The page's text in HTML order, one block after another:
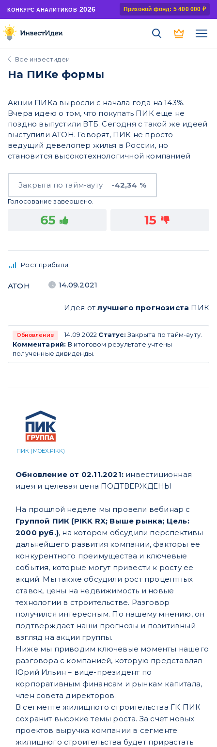
КОНКУРС АНАЛИТИКОВ 2026 Призовой фонд: 5 400 000 ₽
Все инвестидеи
На ПИКе формы
Акции ПИКа выросли с начала года на 143%.
Вчера идею о том, что покупать ПИК еще не
поздно выпустили ВТБ. Сегодня с такой же идеей
выступили АТОН. Говорят, ПИК не просто
ведущий девелопер жилья в России, но
становится высокотехнологичной компанией
Закрыта по тайм-ауту -42,34 %
Голосование завершено.
65 15
Рост прибыли
АТОН 14.09.2021
Идея отлучшего прогнозиста ПИК
Обновление 14.09.2022 Статус: Закрыта по тайм-ауту.
Комментарий: В итоговом результате учтены
полученные дивиденды.
ПИК (MOEX:PIKK)
Обновление от 02.11.2021: инвестиционная
идея и целевая цена ПОДТВЕРЖДЕНЫ
На прошлой неделе мы провели вебинар с
Группой ПИК (PIKK RX; Выше рынка; Цель:
2000 руб.), на котором обсудили перспективы
дальнейшего развития компании, факторы ее
конкурентного преимущества и ключевые
события, которые могут привести к росту ее
акций. Мы также обсудили рост процентных
ставок, цены на недвижимость и новые
технологии в строительстве. Разговор
получился интересным. По нашему мнению, он
подтверждает наши прогнозы и позитивный
взгляд на акции группы.
Ниже мы приводим ключевые моменты нашего
разговора с компанией, которую представлял
Юрий Ильин – вице-президент по
корпоративным финансам и рынкам капитала,
член совета директоров.
В сегменте жилищного строительства ГК ПИК
сохранит высокие темы роста. За счет новых
проектов выручка компании в сегменте
жилищного строительства будет прирастать